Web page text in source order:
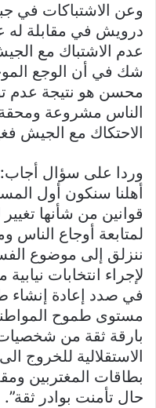
وعن الاشتباكات في
درويش في مقابلة له
عدم الاشتباك مع
شك في أن الوجع
محسن هو نتيجة عدم
الناس مشروعة
الاحتكاك مع الجيش
وردا على سؤال أجاب:
أهلنا سنكون أول
قوانين من شأنها
لمتابعة أوجاع الناس
ننزلق إلى موضوع
لإجراء انتخابات
في صدد إعادة إنشاء
مستوى طموح
بارقة ثقة من
الاستقلالية للخروج
بطاقات المغتربين
حال تأمنت بوادر ثقة”.